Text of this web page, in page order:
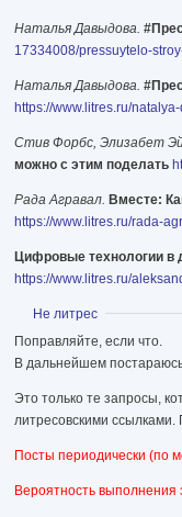
Наталья Давыдова.
17334008/pressuytelo-
Наталья Давыдова.
https://www.litres.ru/
Стив Форбс, Элизабет
можно с этим поделать
Рада Агравал. Вместе:
https://www.litres.ru/rada-
Цифровые технологии в
https://www.litres.ru/
Показать
Не литрес
Поправляйте, если что.
В дальнейшем постараюсь
Это только те запросы,
литресовскими
Посты периодически (по
Вероятность выполнения